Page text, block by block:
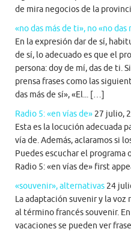
de mira negocios de la
«no das más de ti», no «no das
En la expresión dar de sí,
de sí, lo adecuado es que el
persona: doy de mí, das de ti.
prensa frases como las
das más de sí», «El... […]
Radio 5: «en vías de» 27 julio,
Esta es la locución adecuada
vía de. Además, aclaramos si
Puedes escuchar el programa
Radio 5: «en vías de» first
«souvenir», alternativas 24
La adaptación suvenir y la
al término francés souvenir.
vacaciones se pueden ver